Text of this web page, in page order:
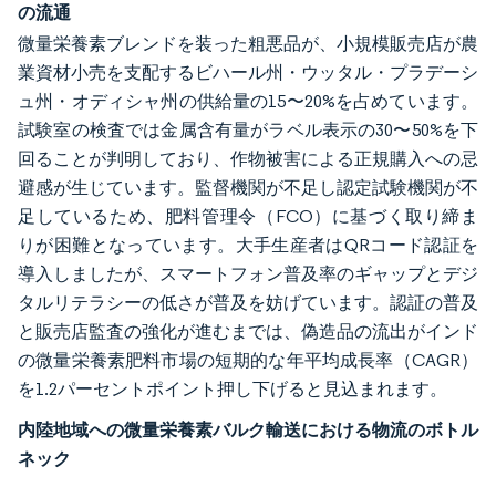
の流通
微量栄養素ブレンドを装った粗悪品が、小規模販売店が農
業資材小売を支配するビハール州・ウッタル・プラデーシ
ュ州・オディシャ州の供給量の15〜20%を占めています。
試験室の検査では金属含有量がラベル表示の30〜50%を下
回ることが判明しており、作物被害による正規購入への忌
避感が生じています。監督機関が不足し認定試験機関が不
足しているため、肥料管理令（FCO）に基づく取り締ま
りが困難となっています。大手生産者はQRコード認証を
導入しましたが、スマートフォン普及率のギャップとデジ
タルリテラシーの低さが普及を妨げています。認証の普及
と販売店監査の強化が進むまでは、偽造品の流出がインド
の微量栄養素肥料市場の短期的な年平均成長率（CAGR）
を1.2パーセントポイント押し下げると見込まれます。
内陸地域への微量栄養素バルク輸送における物流のボトル
ネック